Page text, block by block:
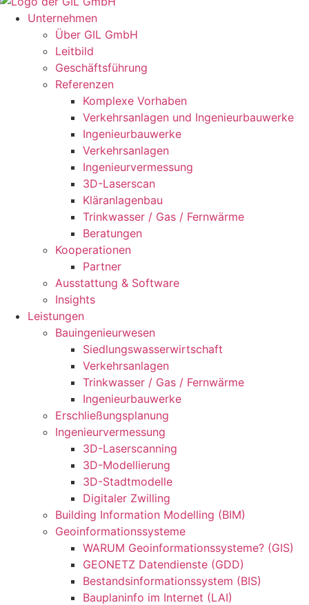
Unternehmen
Über GIL GmbH
Leitbild
Geschäftsführung
Referenzen
Komplexe Vorhaben
Verkehrsanlagen und Ingenieurbauwerke
Ingenieurbauwerke
Verkehrsanlagen
Ingenieur­vermessung
3D-Laserscan
Kläranlagenbau
Trinkwasser / Gas / Fernwärme
Beratungen
Kooperationen
Partner
Ausstattung & Software
Insights
Leistungen
Bauingenieurwesen
Siedlungswasserwirtschaft
Verkehrsanlagen
Trinkwasser / Gas / Fernwärme
Ingenieurbauwerke
Erschließungsplanung
Ingenieurvermessung
3D-Laserscanning
3D-Modellierung
3D-Stadtmodelle
Digitaler Zwilling
Building Information Modelling (BIM)
Geoinformationssysteme
WARUM Geoinformationssysteme? (GIS)
GEONETZ Datendienste (GDD)
Bestandsinformationssystem (BIS)
Bauplaninfo im Internet (LAI)